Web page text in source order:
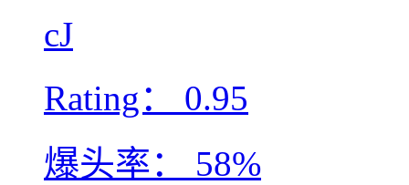
cJ
Rating：
0.95
爆头率：
58%